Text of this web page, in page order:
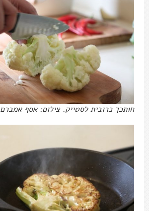
חותכך כרובית לסטייק. צילום: אסף אמברם